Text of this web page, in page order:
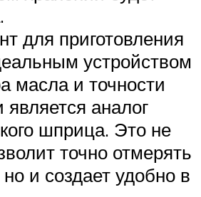
для приготовления
устройством
масла и точности
является аналог
шприца. Это не
точно отмерять
и создает удобно в